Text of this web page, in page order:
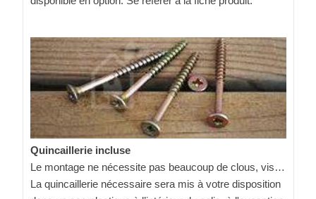
Quincaillerie incluse
Le montage ne nécessite pas beaucoup de clous, vis…
La quincaillerie nécessaire sera mis à votre disposition